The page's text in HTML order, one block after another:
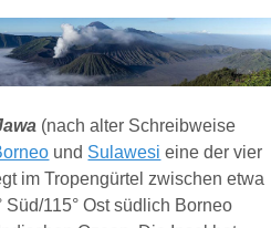
(nach alter Schreibweise
und Sulawesi eine der vier
im Tropengürtel zwischen etwa
Süd/115° Ost südlich Borneo